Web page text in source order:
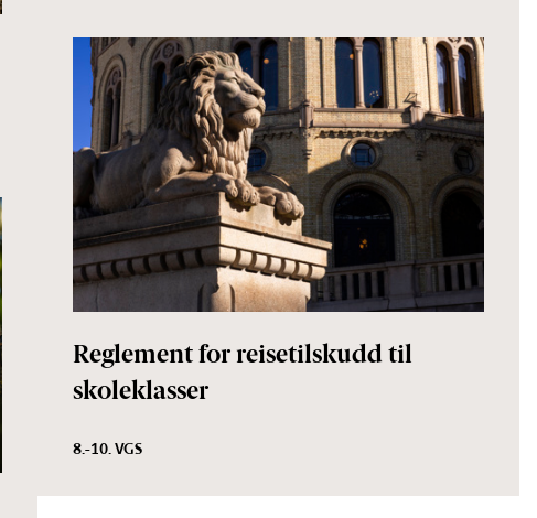
Reglement for reisetilskudd til
skoleklasser
8.-10. VGS